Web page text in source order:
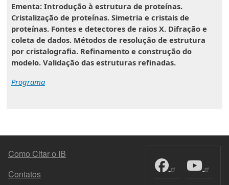
Ementa: Introdução à estrutura de proteínas.
Cristalização de proteínas. Simetria e cristais de
proteínas. Fontes e de­tectores de raios X. Difração e
coleta de dados. Métodos de resolução de estrutura
por cristalografia. Refinamento e construção do
modelo. Validação das estruturas refinadas.
Programa
MENU DO RODAPÉ
Como Citar o IB
Contatos